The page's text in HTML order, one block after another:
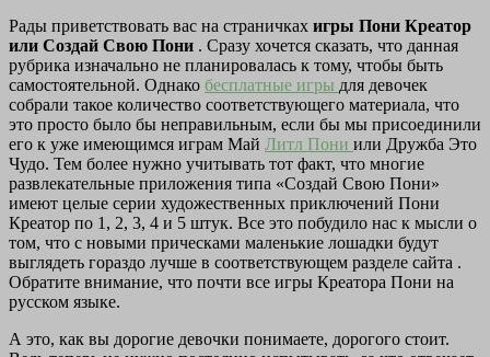
Рады приветствовать вас на страничках игры Пони Креатор
или Создай Свою Пони . Сразу хочется сказать, что данная
рубрика изначально не планировалась к тому, чтобы быть
самостоятельной. Однако бесплатные игры для девочек
собрали такое количество соответствующего материала, что
это просто было бы неправильным, если бы мы присоединили
его к уже имеющимся играм Май Литл Пони или Дружба Это
Чудо. Тем более нужно учитывать тот факт, что многие
развлекательные приложения типа «Создай Свою Пони»
имеют целые серии художественных приключений Пони
Креатор по 1, 2, 3, 4 и 5 штук. Все это побудило нас к мысли о
том, что с новыми прическами маленькие лошадки будут
выглядеть гораздо лучше в соответствующем разделе сайта .
Обратите внимание, что почти все игры Креатора Пони на
русском языке.
А это, как вы дорогие девочки понимаете, дорогого стоит.